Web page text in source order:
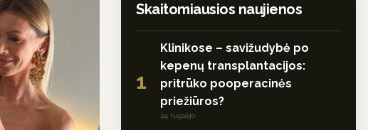
Skaitomiausios naujienos
1
Klinikose – savižudybė po
kepenų transplantacijos:
pritrūko pooperacinės
priežiūros?
24 rugsėjo